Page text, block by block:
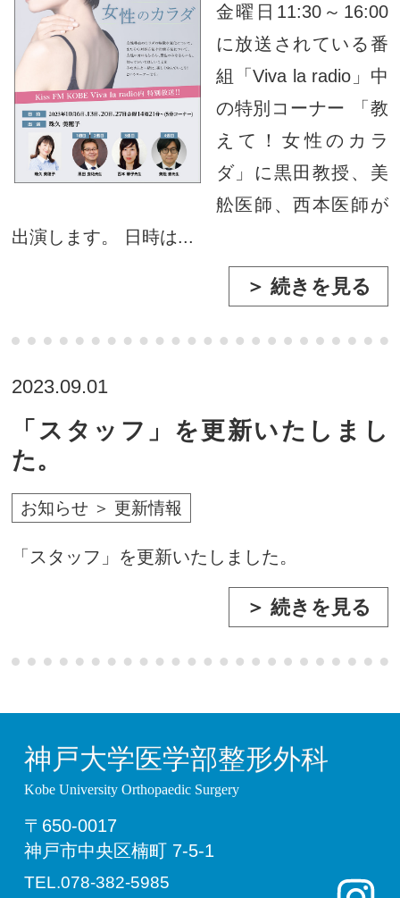
金曜日11:30～16:00
に放送されている番
組「Viva la radio」中
の特別コーナー 「教
えて！女性のカラ
ダ」に黒田教授、美
舩医師、西本医師が
出演します。 日時は...
＞ 続きを見る
2023.09.01
「スタッフ」を更新いたしまし
た。
お知らせ ＞ 更新情報
「スタッフ」を更新いたしました。
＞ 続きを見る
神戸大学医学部整形外科
Kobe University Orthopaedic Surgery
〒650-0017
神戸市中央区楠町 7-5-1
TEL.078-382-5985